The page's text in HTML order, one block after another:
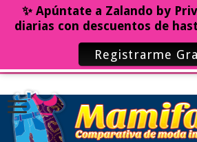
✨ Apúntate a Zalando by
diarias con descuentos de
Registrarme